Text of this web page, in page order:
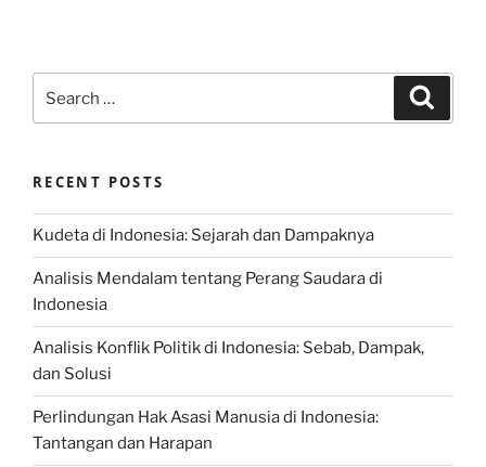
for:
RECENT POSTS
Kudeta di Indonesia: Sejarah dan Dampaknya
Analisis Mendalam tentang Perang Saudara di
Indonesia
Analisis Konflik Politik di Indonesia: Sebab, Dampak,
dan Solusi
Perlindungan Hak Asasi Manusia di Indonesia:
Tantangan dan Harapan